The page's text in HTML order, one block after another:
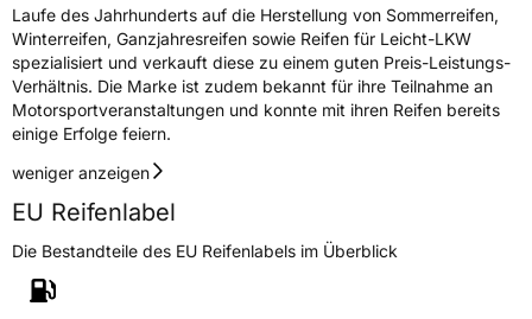
Laufe des Jahrhunderts auf die Herstellung von Sommerreifen,
Winterreifen, Ganzjahresreifen sowie Reifen für Leicht-LKW
spezialisiert und verkauft diese zu einem guten Preis-Leistungs-
Verhältnis. Die Marke ist zudem bekannt für ihre Teilnahme an
Motorsportveranstaltungen und konnte mit ihren Reifen bereits
einige Erfolge feiern.
weniger anzeigen
EU Reifenlabel
Die Bestandteile des EU Reifenlabels im Überblick